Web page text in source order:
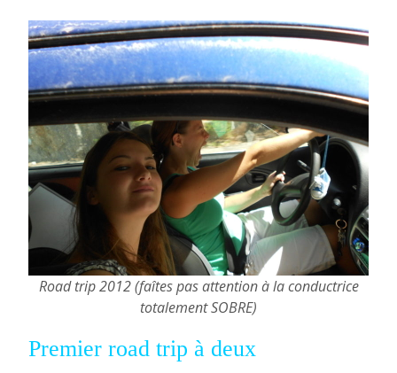
Road trip 2012 (faîtes pas attention à la conductrice
totalement SOBRE)
Premier road trip à deux